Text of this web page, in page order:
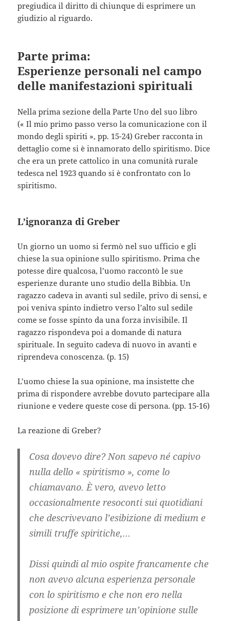
pregiudica il diritto di chiunque di esprimere un
giudizio al riguardo.
Parte prima:
Esperienze personali nel campo
delle manifestazioni spirituali
Nella prima sezione della Parte Uno del suo libro
(« Il mio primo passo verso la comunicazione con il
mondo degli spiriti », pp. 15-24) Greber racconta in
dettaglio come si è innamorato dello spiritismo. Dice
che era un prete cattolico in una comunità rurale
tedesca nel 1923 quando si è confrontato con lo
spiritismo.
L’ignoranza di Greber
Un giorno un uomo si fermò nel suo ufficio e gli
chiese la sua opinione sullo spiritismo. Prima che
potesse dire qualcosa, l’uomo raccontò le sue
esperienze durante uno studio della Bibbia. Un
ragazzo cadeva in avanti sul sedile, privo di sensi, e
poi veniva spinto indietro verso l’alto sul sedile
come se fosse spinto da una forza invisibile. Il
ragazzo rispondeva poi a domande di natura
spirituale. In seguito cadeva di nuovo in avanti e
riprendeva conoscenza. (p. 15)
L’uomo chiese la sua opinione, ma insistette che
prima di rispondere avrebbe dovuto partecipare alla
riunione e vedere queste cose di persona. (pp. 15-16)
La reazione di Greber?
Cosa dovevo dire? Non sapevo né capivo
nulla dello « spiritismo », come lo
chiamavano. È vero, avevo letto
occasionalmente resoconti sui quotidiani
che descrivevano l’esibizione di medium e
simili truffe spiritiche,…
Dissi quindi al mio ospite francamente che
non avevo alcuna esperienza personale
con lo spiritismo e che non ero nella
posizione di esprimere un’opinione sulle